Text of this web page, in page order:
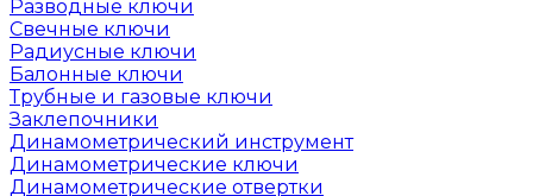
Разводные ключи
Свечные ключи
Радиусные ключи
Балонные ключи
Трубные и газовые ключи
Заклепочники
Динамометрический инструмент
Динамометрические ключи
Динамометрические отвертки